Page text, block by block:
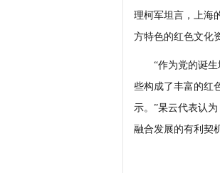
理柯军坦言，上海
方特色的红色文化
“作为党的诞生地
些构成了丰富的红
示。”杲云代表认
融合发展的有利契